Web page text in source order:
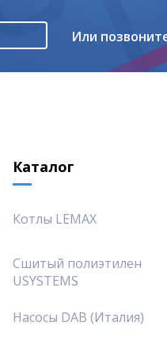
Или
Каталог
Котлы LEMAX
Сшитый полиэтилен
USYSTEMS
Насосы DAB (Италия)